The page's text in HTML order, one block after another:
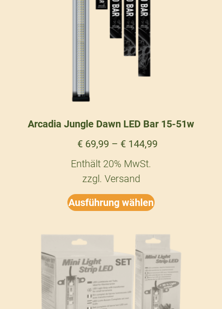
Arcadia Jungle Dawn LED Bar 15-51w
€69,99 – €144,99
Enthält 20% MwSt.
zzgl. Versand
Ausführung wählen